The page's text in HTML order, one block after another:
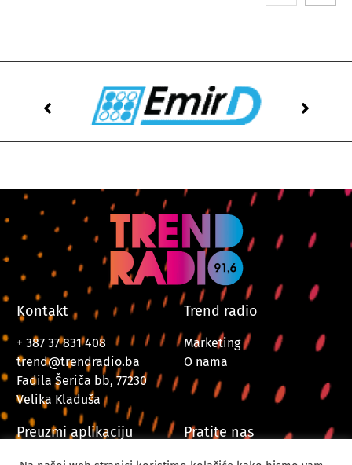
Kontakt
+ 387 37 831 408
trend@trendradio.ba
Fadila Šeriča bb, 77230
Velika Kladuša
Trend radio
Marketing
O nama
Preuzmi aplikaciju Pratite nas